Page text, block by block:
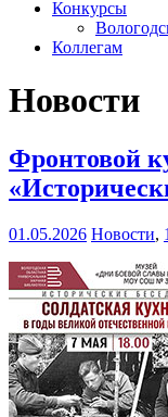
Конкурсы
Коллегам
Новости
Фронтовой
01.05.2026 Новости,